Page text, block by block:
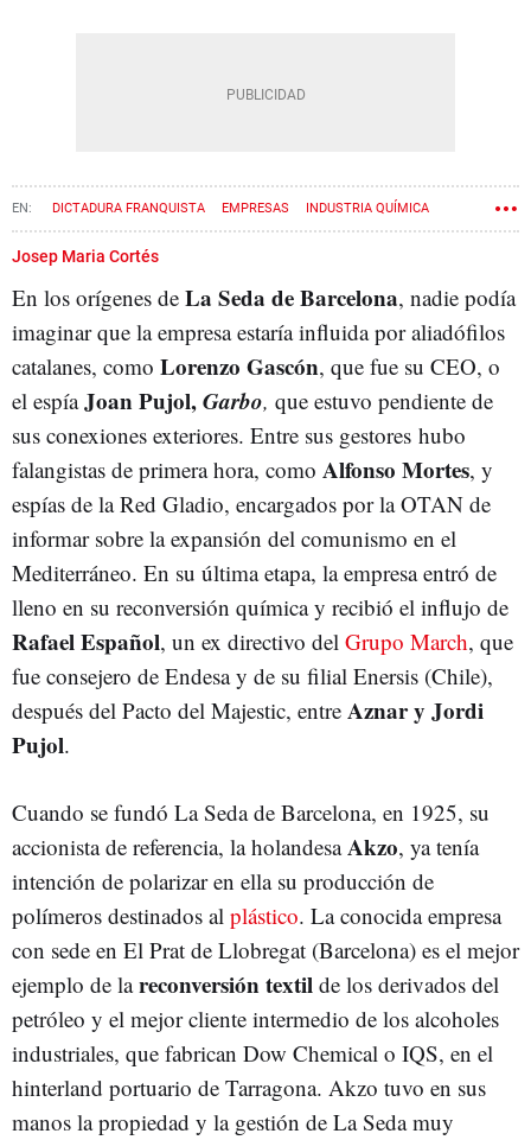
DICTADURA FRANQUISTA EMPRESAS INDUSTRIA QUÍMICA
ESPIONAJE
Josep Maria Cortés
En los orígenes de La Seda de Barcelona, nadie podía
imaginar que la empresa estaría influida por aliadófilos
catalanes, como Lorenzo Gascón, que fue su CEO, o
el espíaJoan Pujol,Garbo, que estuvo pendiente de
sus conexiones exteriores. Entre sus gestores hubo
falangistas de primera hora, como Alfonso Mortes, y
espías de la Red Gladio, encargados por la OTAN de
informar sobre la expansión del comunismo en el
Mediterráneo. En su última etapa, la empresa entró de
lleno en su reconversión química y recibió el influjo de
Rafael Español, un ex directivo del Grupo March, que
fue consejero de Endesa y de su filial Enersis (Chile),
después del Pacto del Majestic, entre Aznar y Jordi
Pujol.
Cuando se fundó La Seda de Barcelona, en 1925, su
accionista de referencia, la holandesaAkzo, ya tenía
intención de polarizar en ella su producción de
polímeros destinados al plástico. La conocida empresa
con sede en El Prat de Llobregat (Barcelona) es el mejor
ejemplo de lareconversión textil de los derivados del
petróleo y el mejor cliente intermedio de los alcoholes
industriales, que fabrican Dow Chemical o IQS, en el
hinterland portuario de Tarragona. Akzo tuvo en sus
manos la propiedad y la gestión de La Seda muy